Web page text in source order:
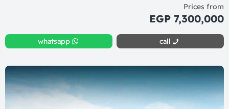
Prices from
7,300,000 EGP
call
whatsapp